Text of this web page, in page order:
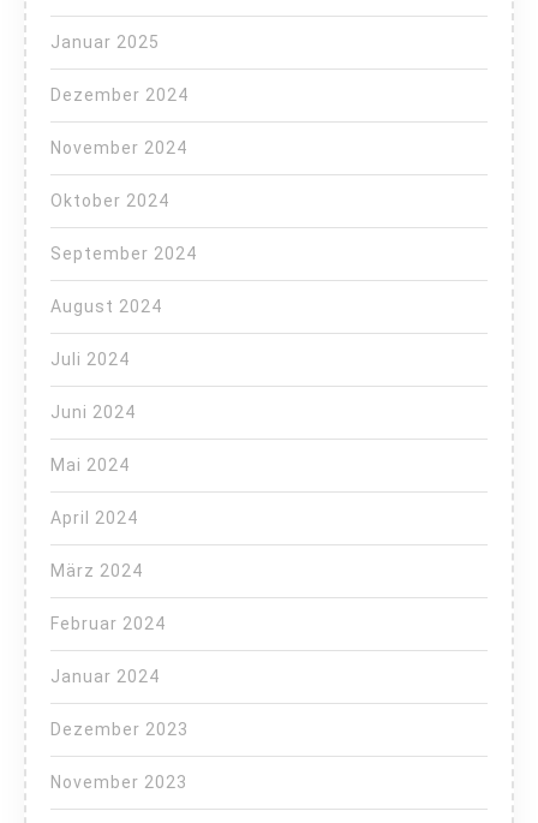
Januar 2025
Dezember 2024
November 2024
Oktober 2024
September 2024
August 2024
Juli 2024
Juni 2024
Mai 2024
April 2024
März 2024
Februar 2024
Januar 2024
Dezember 2023
November 2023